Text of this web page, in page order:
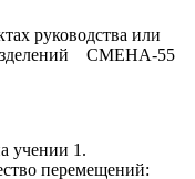
руководства или
СМЕНА-55
1.
перемещений: